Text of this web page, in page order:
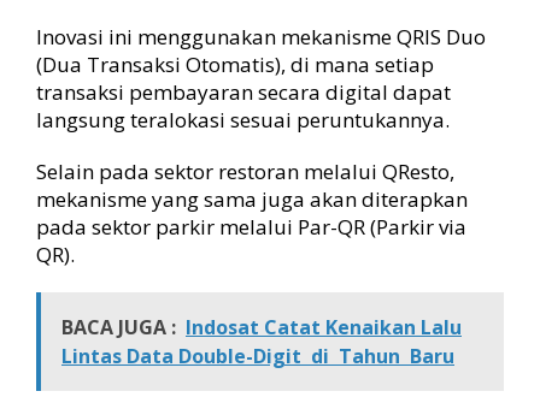
Inovasi ini menggunakan mekanisme QRIS Duo
(Dua Transaksi Otomatis), di mana setiap
transaksi pembayaran secara digital dapat
langsung teralokasi sesuai peruntukannya.
Selain pada sektor restoran melalui QResto,
mekanisme yang sama juga akan diterapkan
pada sektor parkir melalui Par-QR (Parkir via
QR).
BACA JUGA : Indosat Catat Kenaikan Lalu
Lintas Data Double-Digit di Tahun Baru